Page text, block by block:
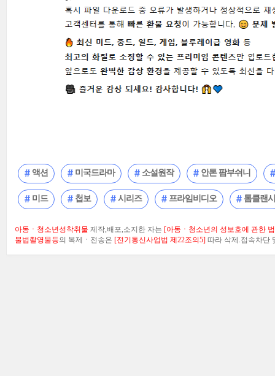
액션 미국드라마 소설원작 안톤 팜부쉬니
미드 첩보 시리즈 프라임비디오 톰클랜시
아동ㆍ청소년성착취물 제작,배포,소지한 자는 [아동ㆍ청소년의 성보호에 관한
불법촬영물등의 복제ㆍ전송은 [전기통신사업법 제22조의5] 따라 삭제.접속차단